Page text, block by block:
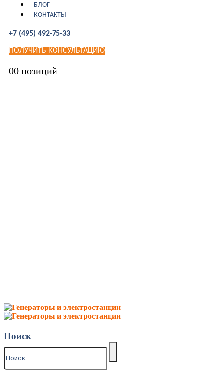
БЛОГ
КОНТАКТЫ
+7 (495) 492-75-33
ПОЛУЧИТЬ КОНСУЛЬТАЦИЮ
00 позиций
Поиск